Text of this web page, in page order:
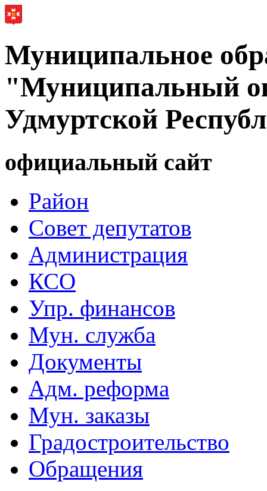
Муниципальное
"Муниципальный
Удмуртской
официальный сайт
Район
Совет депутатов
Администрация
КСО
Упр. финансов
Мун. служба
Документы
Адм. реформа
Мун. заказы
Градостроительство
Обращения